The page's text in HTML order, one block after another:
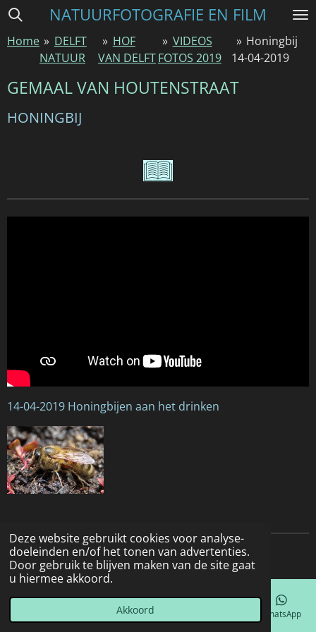
Deze website gebruikt cookies voor analyse-
doeleinden en/of het tonen van advertenties.
Door gebruik te blijven maken van de site gaat
u hiermee akkoord.
Akkoord
Ga
naar
hoofdinhoud
NATUURFOTOGRAFIE EN FILM
Home » DELFT
NATUUR
» HOF
VAN DELFT
» VIDEOS
FOTOS 2019
» Honingbij
14-04-2019
GEMAAL VAN HOUTENSTRAAT
HONINGBIJ
14-04-2019 Honingbijen aan het drinken
© 2022 - 2026 Natuurfotografie
Telefoonnummer WhatsApp